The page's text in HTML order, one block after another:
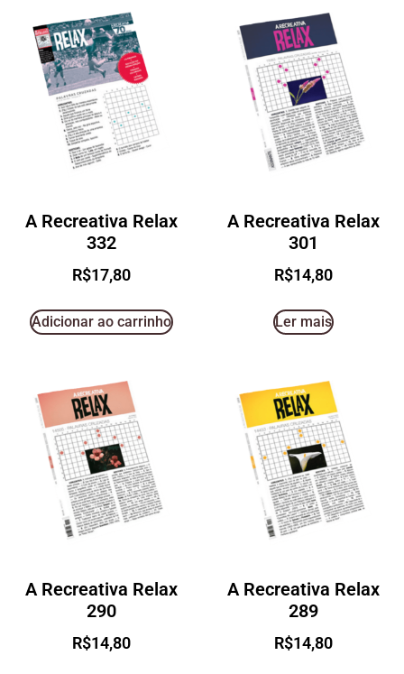
A Recreativa Relax
332
R$17,80
Adicionar ao carrinho
A Recreativa Relax
301
R$14,80
Ler mais
A Recreativa Relax
290
R$14,80
A Recreativa Relax
289
R$14,80